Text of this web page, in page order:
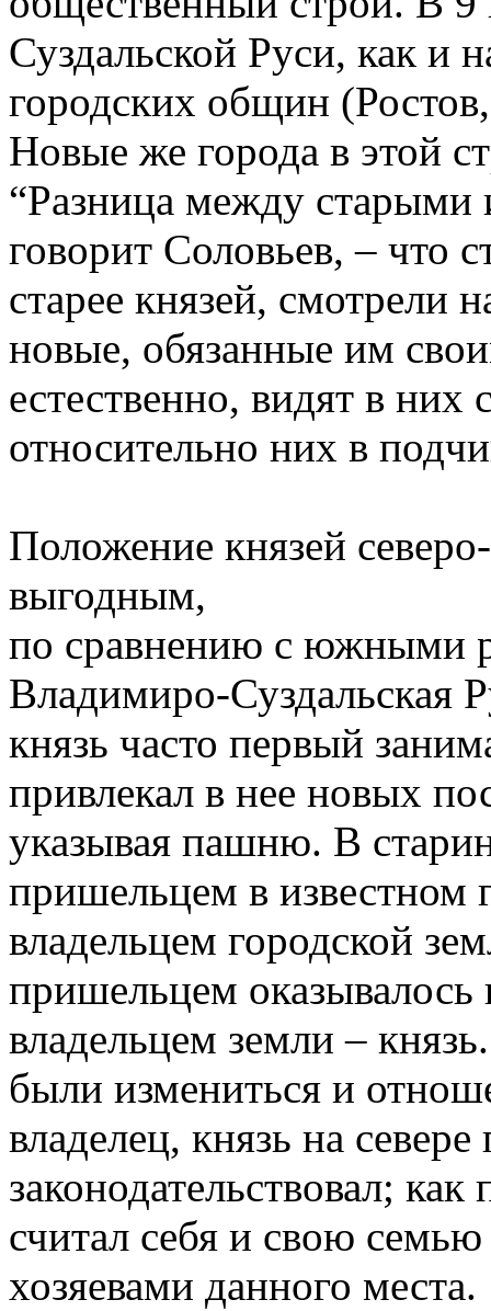
Суздальской Руси, как и
городских общин
Новые же города в этой
“Разница между
говорит Соловьев, – что
старее князей, смотрели
новые, обязанные им
естественно, видят в них
относительно них в
Положение князей
выгодным,
по сравнению с южными
Владимиро-Суздальская
князь часто первый
привлекал в нее новых
указывая пашню. В
пришельцем в известном
владельцем городской
пришельцем оказывалось
владельцем земли –
были измениться и
владелец, князь на
законодательствовал;
считал себя и свою
хозяевами данного места.